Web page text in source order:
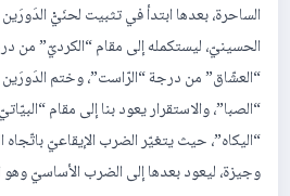
الساحرة، بعدها ابتدأ في تثبيت لحنَيّْ
الحسينيّ، ليستكمله إلى مقام “الكرديّ” من
“العشّاق” من درجة “الرّاست”، وختم
“الصبا”، والاستقرار يعود بنا إلى مقام
“اليكاه”، حيث يتغيّر الضرب الإيقاعيّ باتّجاه
وجيزة، ليعود بعدها إلى الضرب الأساسيّ وهو